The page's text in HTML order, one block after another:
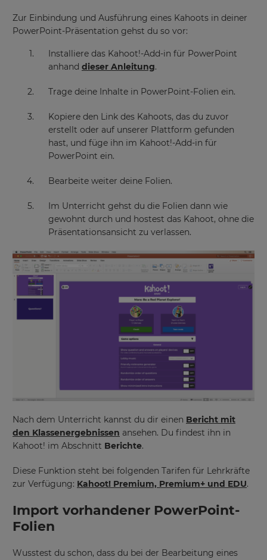
Zur Einbindung und Ausführung eines Kahoots in deiner
PowerPoint-Präsentation gehst du so vor:
Installiere das Kahoot!-Add-in für PowerPoint
anhand dieser Anleitung.
Trage deine Inhalte in PowerPoint-Folien ein.
Kopiere den Link des Kahoots, das du zuvor
erstellt oder auf unserer Plattform gefunden
hast, und füge ihn im Kahoot!-Add-in für
PowerPoint ein.
Bearbeite weiter deine Folien.
Im Unterricht gehst du die Folien dann wie
gewohnt durch und hostest das Kahoot, ohne die
Präsentationsansicht zu verlassen.
Nach dem Unterricht kannst du dir einen Bericht mit
den Klassenergebnissen ansehen. Du findest ihn in
Kahoot! im Abschnitt Berichte.
Diese Funktion steht bei folgenden Tarifen für Lehrkräfte
zur Verfügung: Kahoot! Premium, Premium+ und EDU.
Import vorhandener PowerPoint-
Folien
Wusstest du schon, dass du bei der Bearbeitung eines